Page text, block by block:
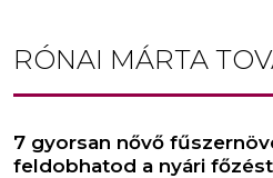
RÓNAI MÁRTA
7 gyorsan nővő
feldobhatod a nyári főzést